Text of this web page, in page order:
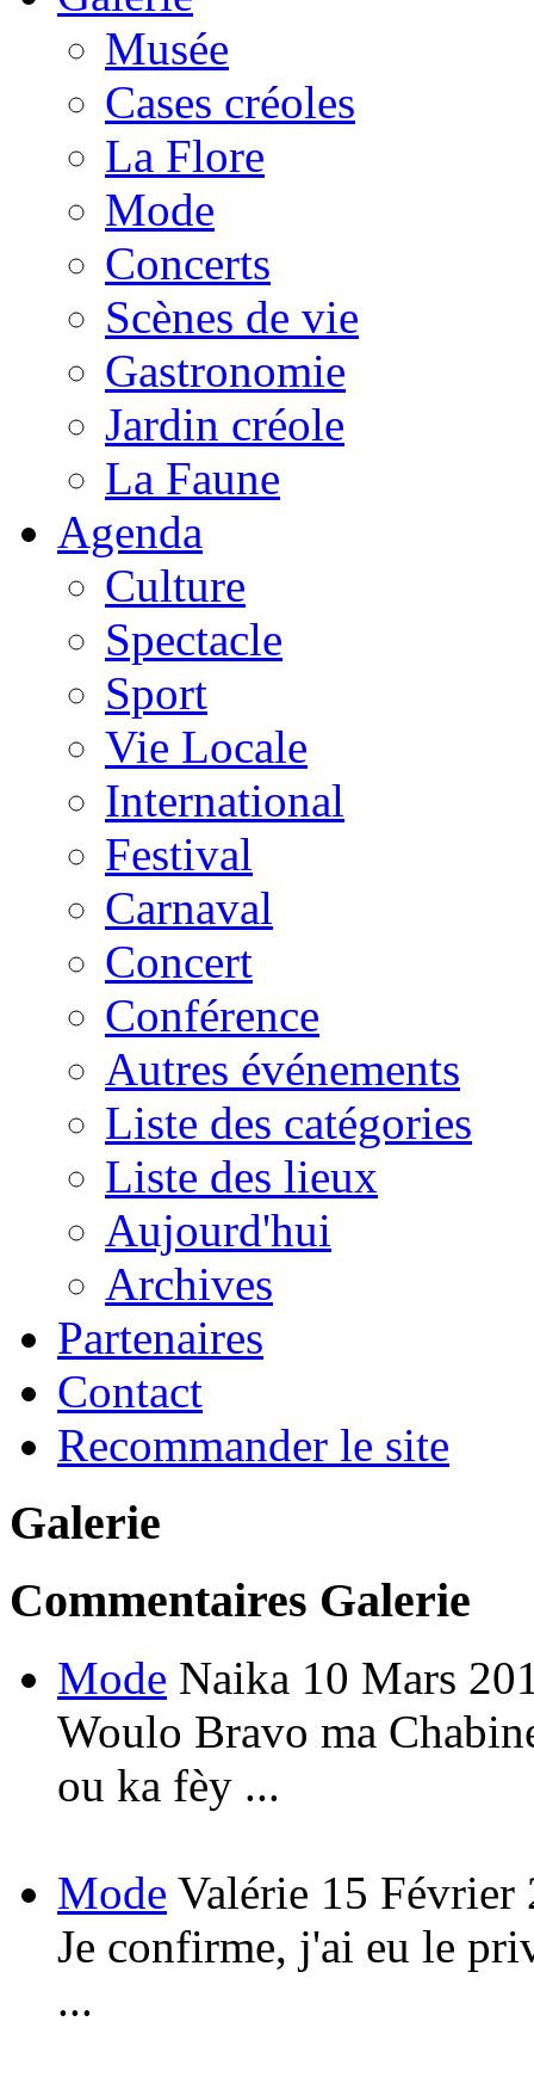
Musée
Cases créoles
La Flore
Mode
Concerts
Scènes de vie
Gastronomie
Jardin créole
La Faune
Agenda
Culture
Spectacle
Sport
Vie Locale
International
Festival
Carnaval
Concert
Conférence
Autres événements
Liste des catégories
Liste des lieux
Aujourd'hui
Archives
Partenaires
Contact
Recommander le site
Galerie
Commentaires Galerie
Mode Naika 10 Mars
Woulo Bravo ma
ou ka fèy ...
Mode Valérie 15 Février
Je confirme, j'ai eu le
...